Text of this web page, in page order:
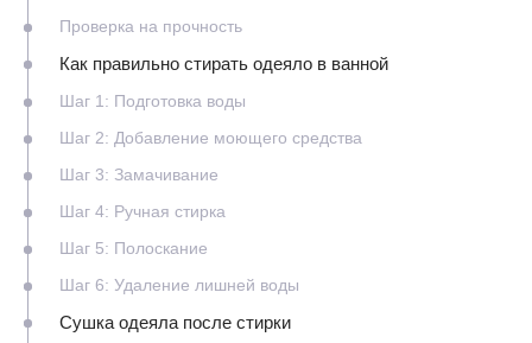
Проверка на прочность
Как правильно стирать одеяло в ванной
Шаг 1: Подготовка воды
Шаг 2: Добавление моющего средства
Шаг 3: Замачивание
Шаг 4: Ручная стирка
Шаг 5: Полоскание
Шаг 6: Удаление лишней воды
Сушка одеяла после стирки